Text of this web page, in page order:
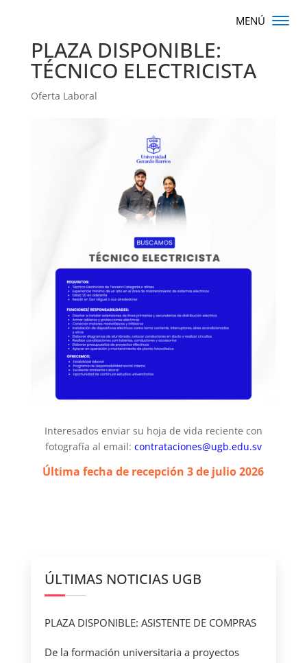
PLAZA DISPONIBLE:
TÉCNICO ELECTRICISTA
Oferta Laboral
Interesados enviar su hoja de vida reciente con
fotografía al email: contrataciones@ugb.edu.sv
Última fecha de recepción 3 de julio2026
ÚLTIMAS NOTICIAS UGB
PLAZA DISPONIBLE: ASISTENTE DE COMPRAS
De la formación universitaria a proyectos